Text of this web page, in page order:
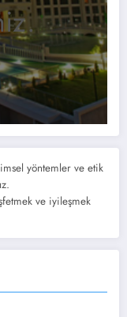
yöntemler ve etik
ve iyileşmek